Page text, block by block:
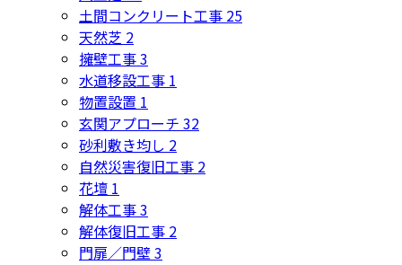
土間コンクリート工事 25
天然芝 2
擁壁工事3
水道移設工事 1
物置設置 1
玄関アプローチ 32
砂利敷き均し 2
自然災害復旧工事 2
花壇 1
解体工事3
解体復旧工事 2
門扉／門壁3